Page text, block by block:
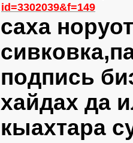
id=3302039&f=149
саха
подпись
хайдах да
кыахтара